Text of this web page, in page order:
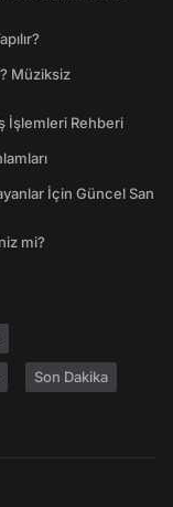
Müziksiz
İşlemleri Rehberi
İçin Güncel San
mi?
Son Dakika